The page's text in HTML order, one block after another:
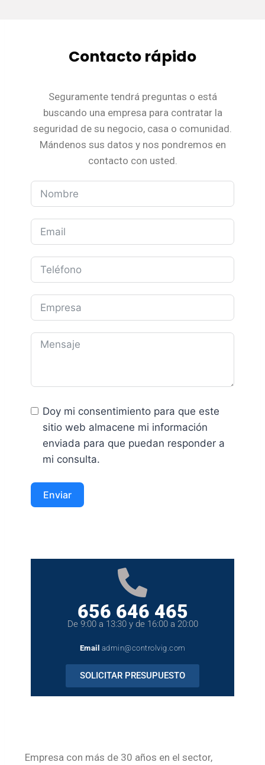
Contacto rápido
Seguramente tendrá preguntas o está
buscando una empresa para contratar la
seguridad de su negocio, casa o comunidad.
Mándenos sus datos y nos pondremos en
contacto con usted.
Doy mi consentimiento para que este
sitio web almacene mi información
enviada para que puedan responder a
mi consulta.
Enviar
656 646 465
De 9:00 a 13:30 y de 16:00 a 20:00
Email admin@controlvig.com
SOLICITAR PRESUPUESTO
Empresa con más de 30 años en el sector,